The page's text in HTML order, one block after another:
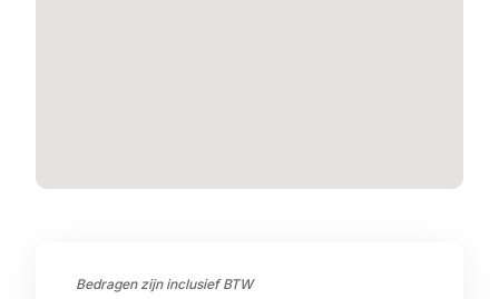
Bedragen zijn inclusief BTW